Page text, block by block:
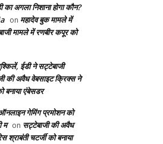
अगला निशाना होगा कौन?
on महादेव बुक मामले में
मामले में रणबीर कपूर को
ईडी ने सट्टेबाजी
की अवैध वेबसाइट क्रिक्स ने
बनाया एंबेसडर
गेमिंग प्रमोशन को
म on सट्टेबाजी की अवैध
श्राबंती चटर्जी को बनाया